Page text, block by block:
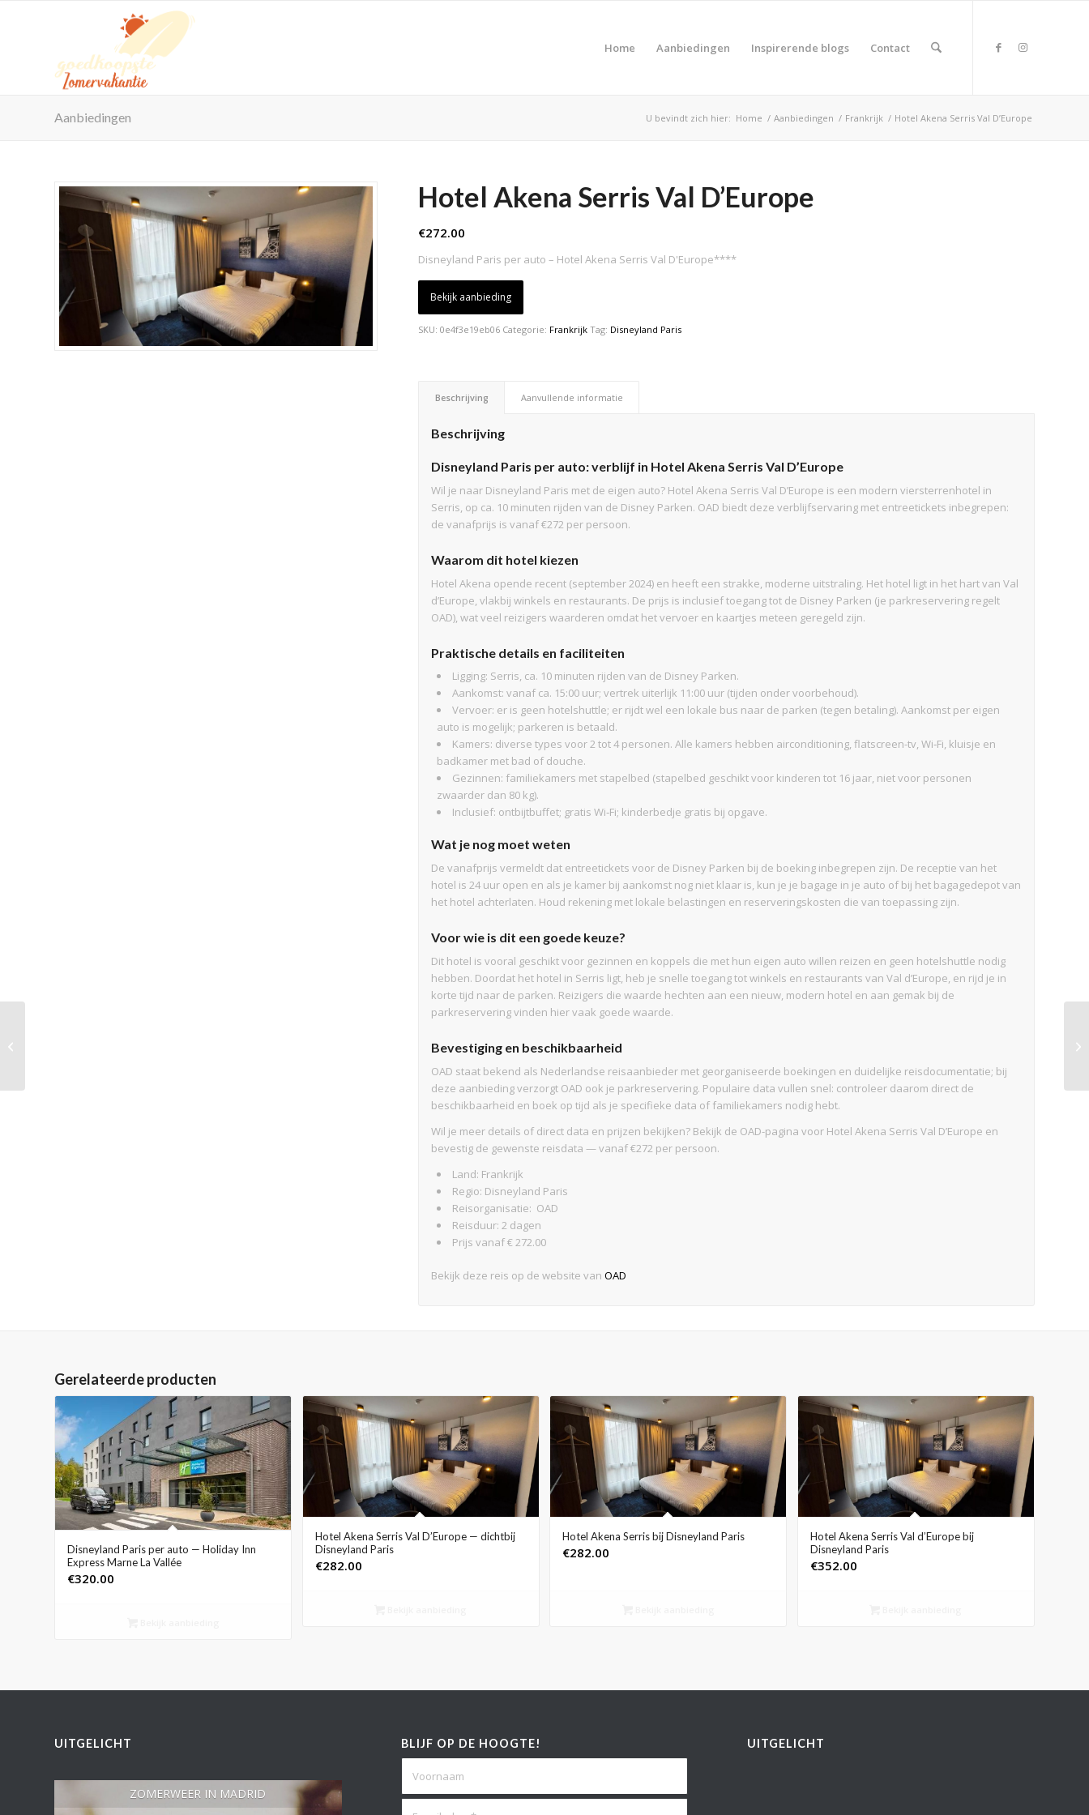
Home Aanbiedingen Inspirerende blogs Contact
Aanbiedingen U bevindt zich hier: Home / Aanbiedingen / Frankrijk / Hotel Akena Serris Val D’Europe
Hotel Akena Serris Val D’Europe
€272.00
Disneyland Paris per auto – Hotel Akena Serris Val D'Europe****
Bekijk aanbieding
SKU:0e4f3e19eb06 Categorie: Frankrijk Tag: Disneyland Paris
Beschrijving Aanvullende informatie
Beschrijving
Disneyland Paris per auto: verblijf in Hotel Akena Serris Val D’Europe
Wil je naar Disneyland Paris met de eigen auto? Hotel Akena Serris Val D’Europe is een modern viersterrenhotel in
Serris, op ca. 10 minuten rijden van de Disney Parken. OAD biedt deze verblijfservaring met entreetickets inbegrepen:
de vanafprijs is vanaf €272 per persoon.
Waarom dit hotel kiezen
Hotel Akena opende recent (september 2024) en heeft een strakke, moderne uitstraling. Het hotel ligt in het hart van Val
d’Europe, vlakbij winkels en restaurants. De prijs is inclusief toegang tot de Disney Parken (je parkreservering regelt
OAD), wat veel reizigers waarderen omdat het vervoer en kaartjes meteen geregeld zijn.
Praktische details en faciliteiten
Ligging: Serris, ca. 10 minuten rijden van de Disney Parken.
Aankomst: vanaf ca. 15:00 uur; vertrek uiterlijk 11:00 uur (tijden onder voorbehoud).
Vervoer: er is geen hotelshuttle; er rijdt wel een lokale bus naar de parken (tegen betaling). Aankomst per eigen
auto is mogelijk; parkeren is betaald.
Kamers: diverse types voor 2 tot 4 personen. Alle kamers hebben airconditioning, flatscreen-tv, Wi‑Fi, kluisje en
badkamer met bad of douche.
Gezinnen: familiekamers met stapelbed (stapelbed geschikt voor kinderen tot 16 jaar, niet voor personen
zwaarder dan 80 kg).
Inclusief: ontbijtbuffet; gratis Wi‑Fi; kinderbedje gratis bij opgave.
Wat je nog moet weten
De vanafprijs vermeldt dat entreetickets voor de Disney Parken bij de boeking inbegrepen zijn. De receptie van het
hotel is 24 uur open en als je kamer bij aankomst nog niet klaar is, kun je je bagage in je auto of bij het bagagedepot van
het hotel achterlaten. Houd rekening met lokale belastingen en reserveringskosten die van toepassing zijn.
Voor wie is dit een goede keuze?
Dit hotel is vooral geschikt voor gezinnen en koppels die met hun eigen auto willen reizen en geen hotelshuttle nodig
hebben. Doordat het hotel in Serris ligt, heb je snelle toegang tot winkels en restaurants van Val d’Europe, en rijd je in
korte tijd naar de parken. Reizigers die waarde hechten aan een nieuw, modern hotel en aan gemak bij de
parkreservering vinden hier vaak goede waarde.
Bevestiging en beschikbaarheid
OAD staat bekend als Nederlandse reisaanbieder met georganiseerde boekingen en duidelijke reisdocumentatie; bij
deze aanbieding verzorgt OAD ook je parkreservering. Populaire data vullen snel: controleer daarom direct de
beschikbaarheid en boek op tijd als je specifieke data of familiekamers nodig hebt.
Wil je meer details of direct data en prijzen bekijken? Bekijk de OAD-pagina voor Hotel Akena Serris Val D’Europe en
bevestig de gewenste reisdata — vanaf €272 per persoon.
Land: Frankrijk
Regio: Disneyland Paris
Reisorganisatie: OAD
Reisduur: 2 dagen
Prijs vanaf € 272.00
Bekijk deze reis op de website vanOAD
Gerelateerde producten
Disneyland Paris per auto — Holiday Inn
Express Marne La Vallée
€320.00
Hotel Akena Serris Val D’Europe — dichtbij
Disneyland Paris
€282.00
Hotel Akena Serris bij Disneyland Paris
€282.00
Hotel Akena Serris Val d’Europe bij
Disneyland Paris
€352.00
UITGELICHT
ZOMERWEER IN MADRID
BLIJF OP DE HOOGTE! UITGELICHT